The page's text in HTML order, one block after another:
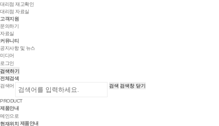
대리점 재고확인
대리점 자료실
고객지원
문의하기
자료실
커뮤니티
공지사항 및 뉴스
미디어
로그인
검색하기
전체검색
검색어
검색 검색창 닫기
PRODUCT
제품안내
메인으로
현재위치 제품안내